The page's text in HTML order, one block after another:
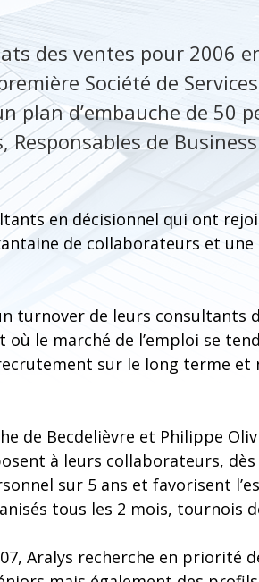
des ventes pour 2006
Société de
plan d’embauche de 50
de
en décisionnel qui ont
de collaborateurs et
turnover de leurs consultants
où le marché de l’emploi se
sur le long terme et
de Becdelièvre et Philippe
à leurs collaborateurs,
sur 5 ans et favorisent
tous les 2 mois, tournois
Aralys recherche en priorité